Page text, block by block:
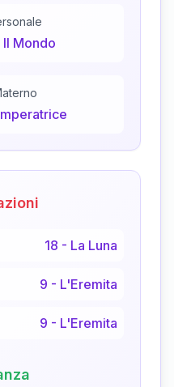
Il Mondo
18 - La Luna
9 - L'Eremita
9 - L'Eremita